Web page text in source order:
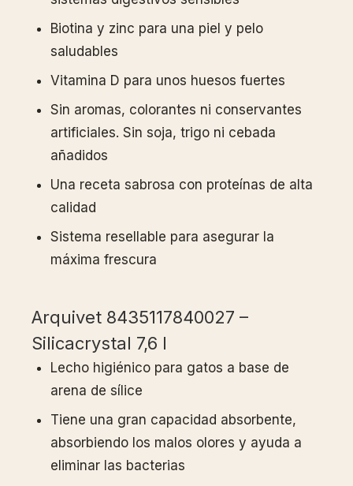
Biotina y zinc para una piel y pelo
saludables
Vitamina D para unos huesos fuertes
Sin aromas, colorantes ni conservantes
artificiales. Sin soja, trigo ni cebada
añadidos
Una receta sabrosa con proteínas de alta
calidad
Sistema resellable para asegurar la
máxima frescura
Arquivet 8435117840027 –
Silicacrystal 7,6 l
Lecho higiénico para gatos a base de
arena de sílice
Tiene una gran capacidad absorbente,
absorbiendo los malos olores y ayuda a
eliminar las bacterias